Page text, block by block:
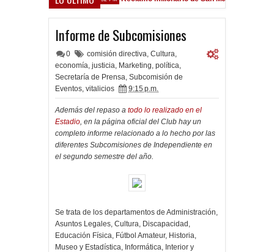
Informe de Subcomisiones
0 comisión directiva, Cultura,
economía, justicia, Marketing, política,
Secretaría de Prensa, Subcomisión de
Eventos, vitalicios 9:15 p.m.
Además del repaso a todo lo realizado en el
Estadio, en la página oficial del Club hay un
completo informe relacionado a lo hecho por las
diferentes Subcomisiones de Independiente en
el segundo semestre del año.
Se trata de los departamentos de Administración,
Asuntos Legales, Cultura, Discapacidad,
Educación Física, Fútbol Amateur, Historia,
Museo y Estadística, Informática, Interior y